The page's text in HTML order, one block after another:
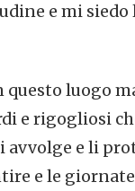
e mi
questo luogo
e rigogliosi
avvolge e li
e le